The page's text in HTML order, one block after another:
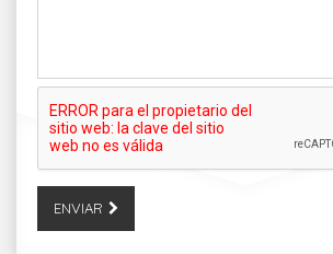
ENVIAR